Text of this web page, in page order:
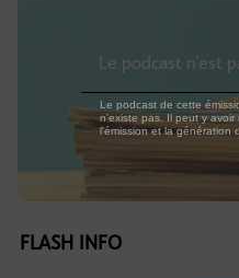
FLASH INFO
Le podcast n'est
Le podcast de cette
n'existe pas. Il peut y
l'émission et la génération